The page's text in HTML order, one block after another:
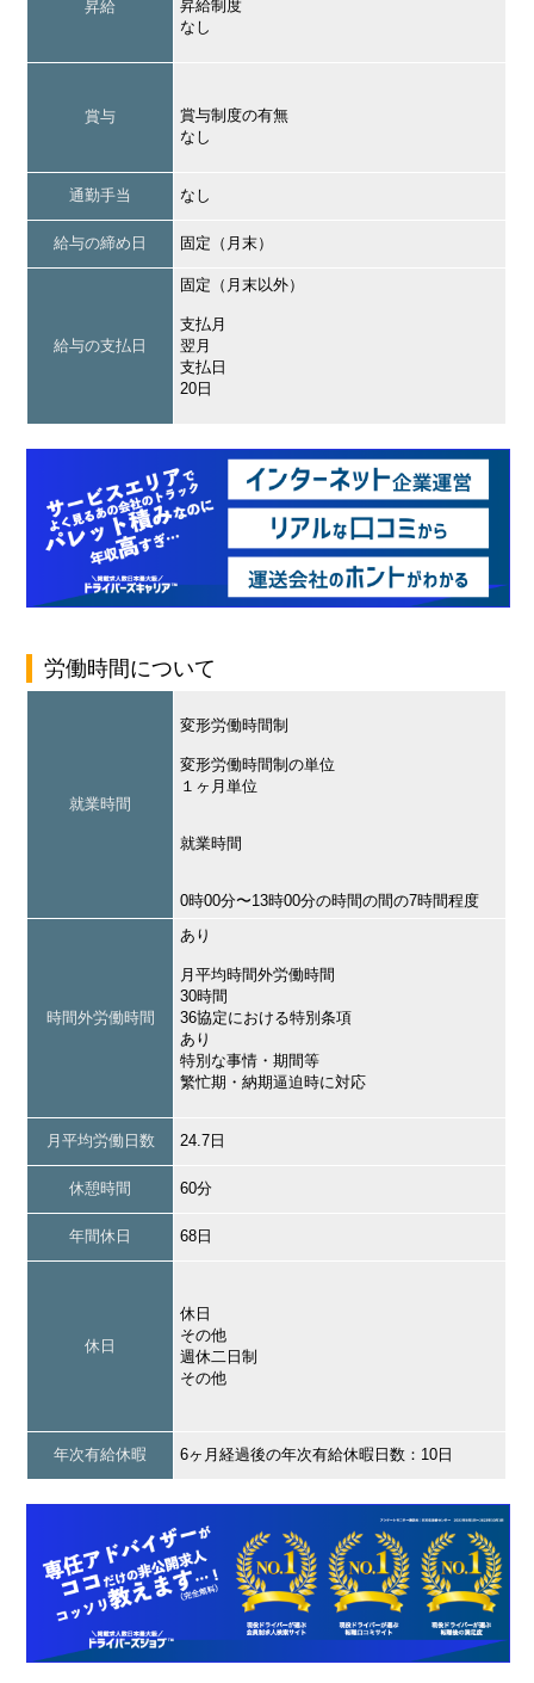
昇給
昇給制度
なし
賞与
賞与制度の有無
なし
通勤手当 なし
給与の締め日 固定（月末）
給与の支払日
固定（月末以外）
支払月
翌月
支払日
20日
労働時間について
就業時間
変形労働時間制
変形労働時間制の単位
１ヶ月単位
就業時間
0時00分〜13時00分の時間の間の7時間程度
時間外労働時間
あり
月平均時間外労働時間
30時間
36協定における特別条項
あり
特別な事情・期間等
繁忙期・納期逼迫時に対応
月平均労働日数 24.7日
休憩時間 60分
年間休日 68日
休日
休日
その他
週休二日制
その他
年次有給休暇 6ヶ月経過後の年次有給休暇日数：10日